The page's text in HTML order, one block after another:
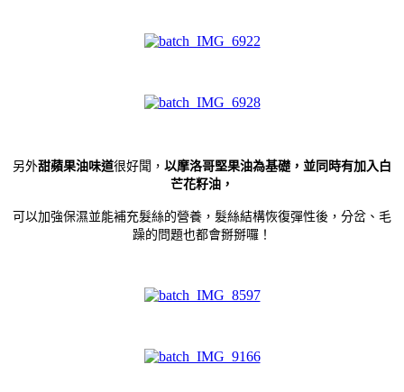
另外甜蘋果油味道很好聞， 以摩洛哥堅果油為基礎，並同時有加入白
芒花籽油，
可以加強保濕並能補充髮絲的營養，髮絲結構恢復彈性後，分岔、毛
躁的問題也都會掰掰囉！